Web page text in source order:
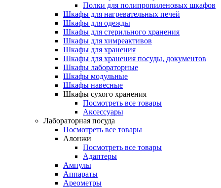
Полки для полипропиленовых шкафов
Шкафы для нагревательных печей
Шкафы для одежды
Шкафы для стерильного хранения
Шкафы для химреактивов
Шкафы для хранения
Шкафы для хранения посуды, документов
Шкафы лабораторные
Шкафы модульные
Шкафы навесные
Шкафы сухого хранения
Посмотреть все товары
Аксессуары
Лабораторная посуда
Посмотреть все товары
Алонжи
Посмотреть все товары
Адаптеры
Ампулы
Аппараты
Ареометры